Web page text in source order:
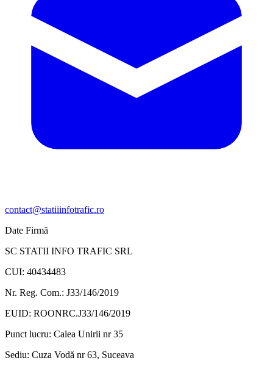
contact@statiiinfotrafic.ro
Date Firmă
SC STATII INFO TRAFIC SRL
CUI: 40434483
Nr. Reg. Com.: J33/146/2019
EUID: ROONRC.J33/146/2019
Punct lucru: Calea Unirii nr 35
Sediu: Cuza Vodă nr 63, Suceava